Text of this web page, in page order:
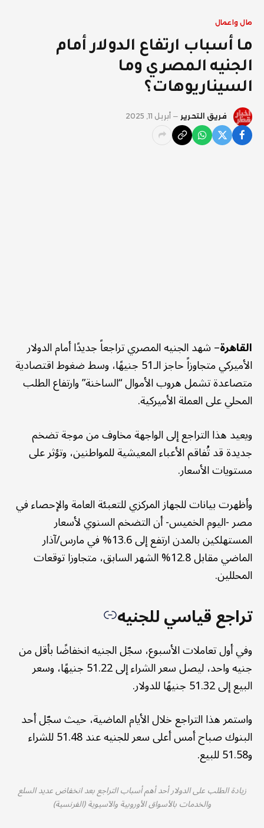
مال واعمال
ما أسباب ارتفاع الدولار أمام
الجنيه المصري وما
السيناريوهات؟
فريق التحرير أبريل 11, 2025
القاهرة– شهد الجنيه المصري تراجعاً جديدًا أمام الدولار
الأميركي متجاوزاً حاجز الـ51 جنيهًا، وسط ضغوط اقتصادية
متصاعدة تشمل هروب الأموال “الساخنة” وارتفاع الطلب
المحلي على العملة الأميركية.
ويعيد هذا التراجع إلى الواجهة مخاوف من موجة تضخم
جديدة قد تُفاقم الأعباء المعيشية للمواطنين، وتؤثر على
مستويات الأسعار.
وأظهرت بيانات للجهاز المركزي للتعبئة العامة والإحصاء في
مصر -اليوم الخميس- أن التضخم السنوي لأسعار
المستهلكين بالمدن ارتفع إلى 13.6% في مارس/آذار
الماضي مقابل 12.8% الشهر السابق، متجاوزا توقعات
المحللين.
تراجع قياسي للجنيه
وفي أول تعاملات الأسبوع، سجّل الجنيه انخفاضًا بأقل من
جنيه واحد، ليصل سعر الشراء إلى 51.22 جنيهًا، وسعر
البيع إلى 51.32 جنيهًا للدولار.
واستمر هذا التراجع خلال الأيام الماضية، حيث سجّل أحد
البنوك صباح أمس أعلى سعر للجنيه عند 51.48 للشراء
و51.58 للبيع.
زيادة الطلب على الدولار أحد أهم أسباب التراجع بعد انخفاض عديد السلع
والخدمات بالأسواق الأوروبية والآسيوية (الفرنسية)